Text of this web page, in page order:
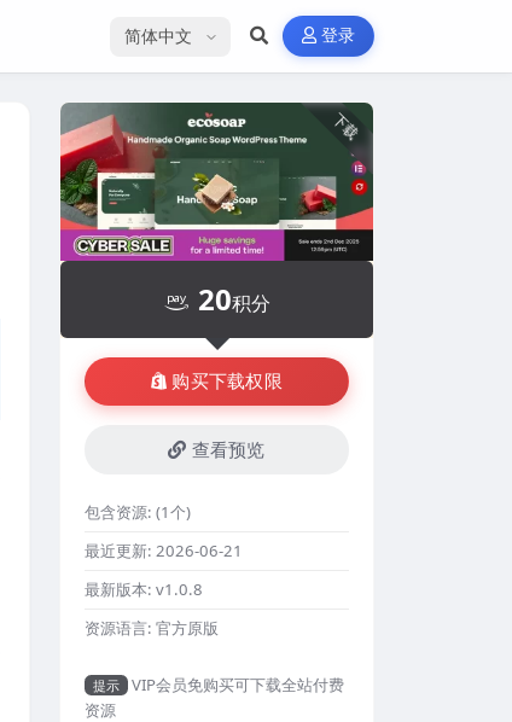
选择语言 登录
下载
20积分
购买下载权限
查看预览
包含资源: (1个)
最近更新: 2026-06-21
最新版本: v1.0.8
资源语言: 官方原版
提示
VIP会员免购买可下载全站付费
资源